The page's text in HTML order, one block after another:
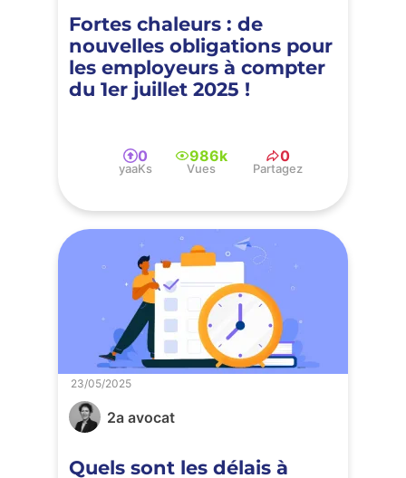
Fortes chaleurs : de
nouvelles obligations pour
les employeurs à compter
du 1er juillet 2025 !
0
yaaKs
986k
Vues
0
Partagez
2a avocat
Quels sont les délais à
23/05/2025